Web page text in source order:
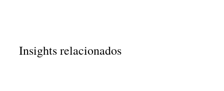
Insights relacionados